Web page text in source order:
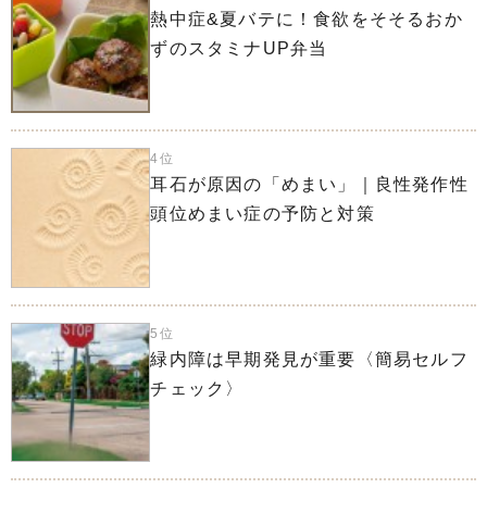
熱中症&夏バテに！食欲をそそるおか
ずのスタミナUP弁当
4位
耳石が原因の「めまい」｜良性発作性
頭位めまい症の予防と対策
5位
緑内障は早期発見が重要〈簡易セルフ
チェック〉